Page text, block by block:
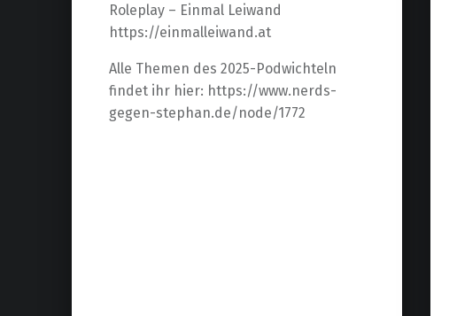
Roleplay – Einmal Leiwand
https://einmalleiwand.at
Alle Themen des 2025-Podwichteln
findet ihr hier: https://www.nerds-
gegen-stephan.de/node/1772